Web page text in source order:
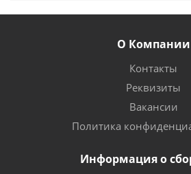
О Компании
Контакты
Реквизиты
Вакансии
Политика
Информация о